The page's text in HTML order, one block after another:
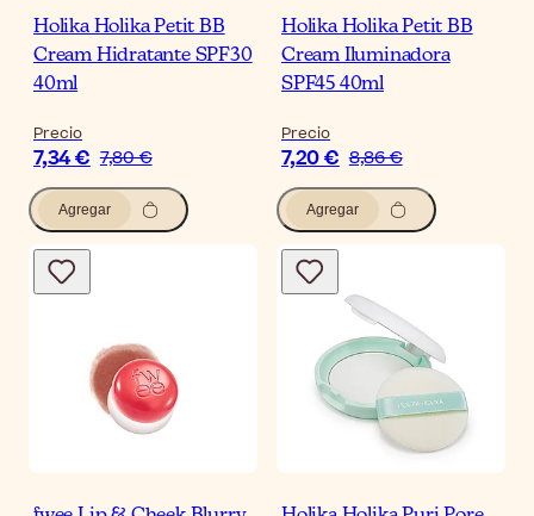
Holika Holika Petit BB
Cream Hidratante SPF30
40ml
Precio
7,34 € 7,80 €
Agregar
Holika Holika Petit BB
Cream Iluminadora
SPF45 40ml
Precio
7,20 € 8,86 €
Agregar